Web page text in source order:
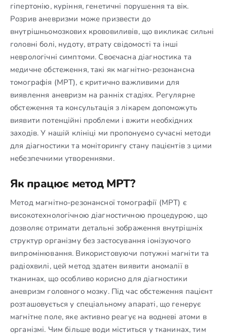
гіпертонію, куріння, генетичні порушення та вік.
Розрив аневризми може призвести до
внутрішньомозкових крововиливів, що викликає сильні
головні болі, нудоту, втрату свідомості та інші
неврологічні симптоми. Своєчасна діагностика та
медичне обстеження, такі як магнітно-резонансна
томографія (МРТ), є критично важливими для
виявлення аневризм на ранніх стадіях. Регулярне
обстеження та консультація з лікарем допоможуть
виявити потенційні проблеми і вжити необхідних
заходів. У нашій клініці ми пропонуємо сучасні методи
для діагностики та моніторингу стану пацієнтів з цими
небезпечними утвореннями.
Як працює метод МРТ?
Метод магнітно-резонансної томографії (МРТ) є
високотехнологічною діагностичною процедурою, що
дозволяє отримати детальні зображення внутрішніх
структур організму без застосування іонізуючого
випромінювання. Використовуючи потужні магніти та
радіохвилі, цей метод здатен виявити аномалії в
тканинах, що особливо корисно для діагностики
аневризм головного мозку. Під час обстеження пацієнт
розташовується у спеціальному апараті, що генерує
магнітне поле, яке активно реагує на водневі атоми в
організмі. Чим більше води міститься у тканинах, тим